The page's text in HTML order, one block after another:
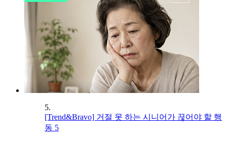
5.
[Trend&Bravo] 거절 못 하는 시니어가 끊어야 할 행
동 5